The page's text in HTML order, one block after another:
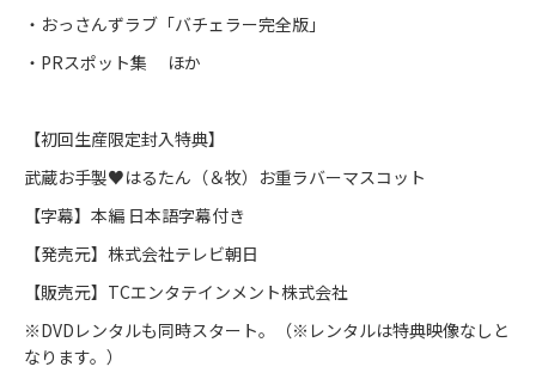
・おっさんずラブ「バチェラー完全版」
・PRスポット集 ほか
【初回生産限定封入特典】
武蔵お手製♥はるたん（＆牧）お重ラバーマスコット
【字幕】本編 日本語字幕付き
【発売元】株式会社テレビ朝日
【販売元】TCエンタテインメント株式会社
※DVDレンタルも同時スタート。（※レンタルは特典映像なしと
なります。）